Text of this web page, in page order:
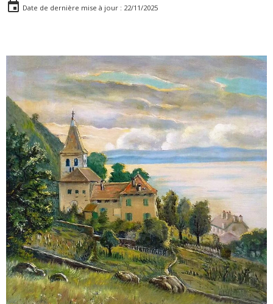
Date de dernière mise à jour : 22/11/2025